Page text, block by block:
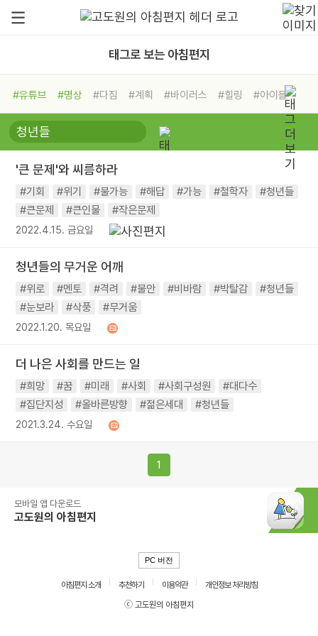
태그로 보는 아침편지
#유튜브 #명상 #다짐 #계획 #바이러스 #힐링
#아이들
#비전캠프
#독서캠프 #삶
#희망
#나눔 #친구 #링컨학교
#독서
#건강 #면역력
'큰 문제'와 씨름하라
#기회 #위기 #불가능 #해답 #가능 #철학자
#청년들
#큰문제
#큰인물 #작은문제
2022.4.15. 금요일
청년들의 무거운 어깨
#위로 #멘토 #격려 #불안 #비바람 #박탈감
#청년들
#눈보라
#삭풍 #무거움
2022.1.20. 목요일
더 나은 사회를 만드는 일
#희망 #꿈 #미래 #사회 #사회구성원
#대다수
#집단지성
#올바른방향 #젊은세대 #청년들
2021.3.24. 수요일
1
모바일 앱 다운로드
고도원의 아침편지
PC 버전
아침편지 소개 추천하기 이용약관
개인정보 처리방침
ⓒ 고도원의 아침편지